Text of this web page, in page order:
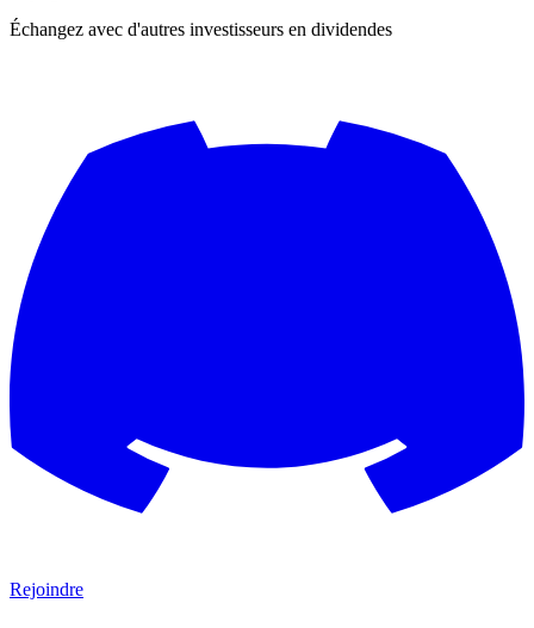
Échangez avec d'autres investisseurs en dividendes
Rejoindre